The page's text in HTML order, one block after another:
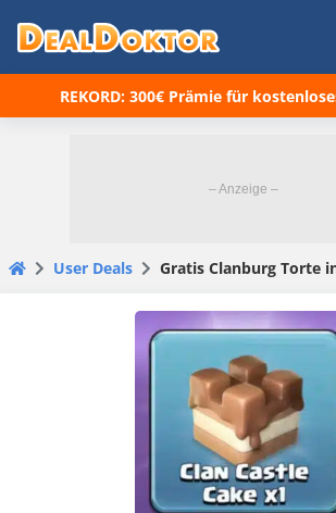
REKORD: 300€ Prämie für
User Deals Gratis Clanburg Torte